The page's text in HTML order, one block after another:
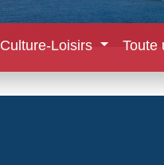
Culture-Loisirs Toute